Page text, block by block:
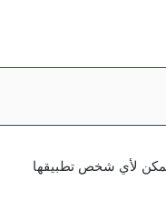
يمكن لأي شخص تطبيقها